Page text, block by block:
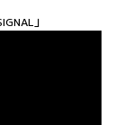
」